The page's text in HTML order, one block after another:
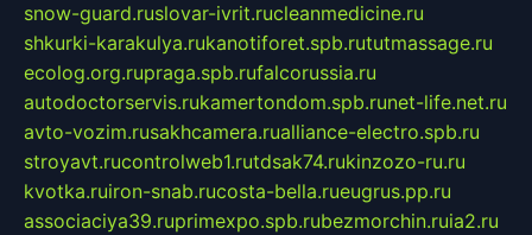
snow-guard.ruslovar-ivrit.rucleanmedicine.ru
shkurki-karakulya.rukanotiforet.spb.rututmassage.ru
ecolog.org.rupraga.spb.rufalcorussia.ru
autodoctorservis.rukamertondom.spb.runet-life.net.ru
avto-vozim.rusakhcamera.rualliance-electro.spb.ru
stroyavt.rucontrolweb1.rutdsak74.rukinzozo-ru.ru
kvotka.ruiron-snab.rucosta-bella.rueugrus.pp.ru
associaciya39.ruprimexpo.spb.rubezmorchin.ruia2.ru